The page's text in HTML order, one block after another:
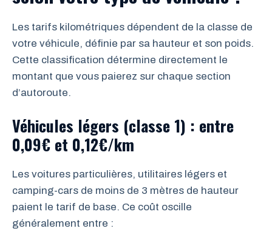
Les tarifs kilométriques dépendent de la classe de
votre véhicule, définie par sa hauteur et son poids.
Cette classification détermine directement le
montant que vous paierez sur chaque section
d’autoroute.
Véhicules légers (classe 1) : entre
0,09€ et 0,12€/km
Les voitures particulières, utilitaires légers et
camping-cars de moins de 3 mètres de hauteur
paient le tarif de base. Ce coût oscille
généralement entre :